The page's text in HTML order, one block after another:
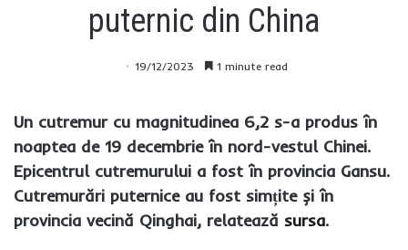
puternic din China
19/12/2023 1 minute read
Un cutremur cu magnitudinea 6,2 s-a produs în
noaptea de 19 decembrie în nord-vestul Chinei.
Epicentrul cutremurului a fost în provincia Gansu.
Cutremurări puternice au fost simțite și în
provincia vecină Qinghai, relatează sursa.